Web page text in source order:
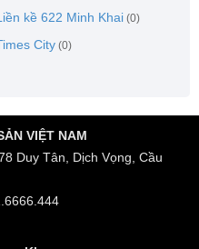
kề 622 Minh Khai (0)
City (0)
VIỆT NAM
Duy Tân, Dịch Vọng, Cầu